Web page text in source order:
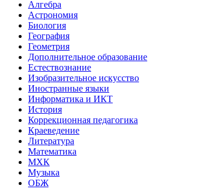
Алгебра
Астрономия
Биология
География
Геометрия
Дополнительное образование
Естествознание
Изобразительное искусство
Иностранные языки
Информатика и ИКТ
История
Коррекционная педагогика
Краеведение
Литература
Математика
МХК
Музыка
ОБЖ